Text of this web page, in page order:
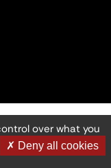
over what you
✗ Deny all cookies